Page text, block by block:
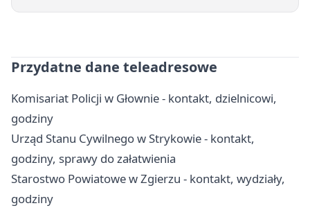
Przydatne dane teleadresowe
Komisariat Policji w Głownie - kontakt, dzielnicowi,
godziny
Urząd Stanu Cywilnego w Strykowie - kontakt,
godziny, sprawy do załatwienia
Starostwo Powiatowe w Zgierzu - kontakt, wydziały,
godziny